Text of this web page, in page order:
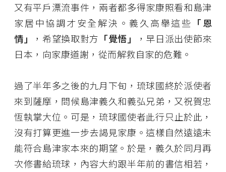
又有平戶漂流事件，兩者都多得家康照看和島津
家居中協調才安全解決。義久高舉這些 「恩
情」
，希望換取對方 「覺悟」
，早日派出使節來
日本，向家康道謝，從而解救自家的危難。
過了半年多之後的九月下旬，琉球國終於派使者
來到薩摩，問候島津義久和義弘兄弟，又祝賀忠
恆執掌大位。可是，琉球國使者此行只止於此，
沒有打算更進一步去謁見家康。這樣自然遠遠未
能符合島津家本來的期望。於是，義久於同月再
次修書給琉球，內容大約跟半年前的書信相若，